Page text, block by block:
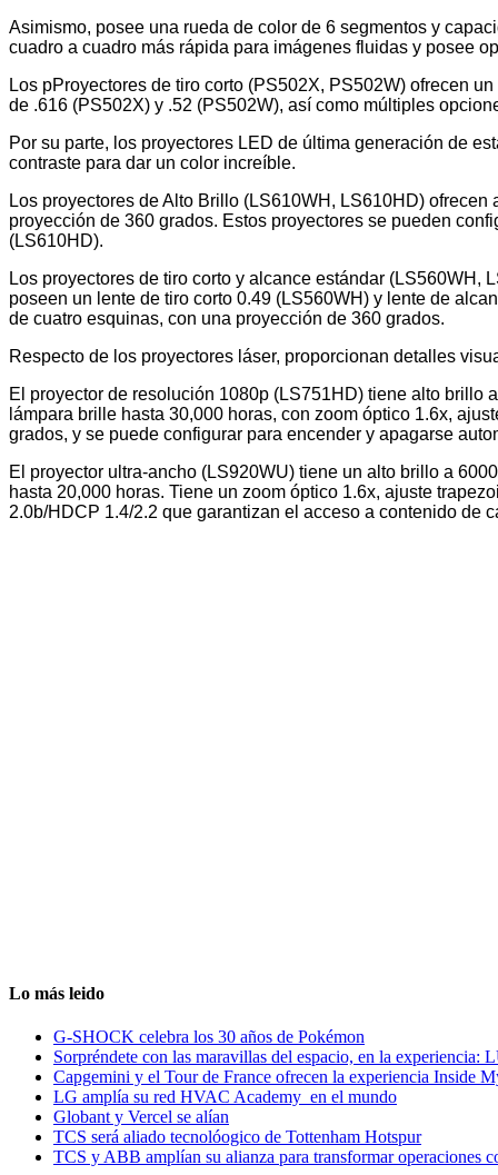
Asimismo, posee una rueda de color de 6 segmentos y
cuadro a cuadro más rápida para imágenes fluidas y posee
Los pProyectores de tiro corto (PS502X, PS502W) ofrecen
de .616 (PS502X) y .52 (PS502W), así como múltiples
Por su parte, los proyectores LED de última generación de
contraste para dar un color increíble.
Los proyectores de Alto Brillo (LS610WH, LS610HD)
proyección de 360 grados. Estos proyectores se pueden
(LS610HD).
Los proyectores de tiro corto y alcance estándar
poseen un lente de tiro corto 0.49 (LS560WH) y lente de
de cuatro esquinas, con una proyección de 360 grados.
Respecto de los proyectores láser, proporcionan detalles
El proyector de resolución 1080p (LS751HD) tiene alto brillo
lámpara brille hasta 30,000 horas, con zoom óptico 1.6x,
grados, y se puede configurar para encender y apagarse
El proyector ultra-ancho (LS920WU) tiene un alto brillo a
hasta 20,000 horas. Tiene un zoom óptico 1.6x, ajuste
2.0b/HDCP 1.4/2.2 que garantizan el acceso a contenido de
Lo más leido
G-SHOCK celebra los 30 años de Pokémon
Sorpréndete con las maravillas del espacio, en la experiencia:
Capgemini y el Tour de France ofrecen la experiencia Inside
LG amplía su red HVAC Academy en el mundo
Globant y Vercel se alían
TCS será aliado tecnolóogico de Tottenham Hotspur
TCS y ABB amplían su alianza para transformar operaciones